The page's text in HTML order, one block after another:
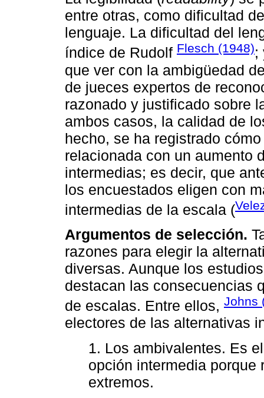
entre otras, como dificultad
lenguaje. La dificultad del
índice de Rudolf Flesch (1948);
que ver con la ambigüedad
de jueces expertos de
razonado y justificado sobre
ambos casos, la calidad de
hecho, se ha registrado
relacionada con un aumento
intermedias; es decir, que
los encuestados eligen con
intermedias de la escala (
Argumentos de selección.
razones para elegir la
diversas. Aunque los
destacan las consecuencias
de escalas. Entre ellos, Johns
electores de las alternativas
1. Los ambivalentes. Es
opción intermedia porque
extremos.